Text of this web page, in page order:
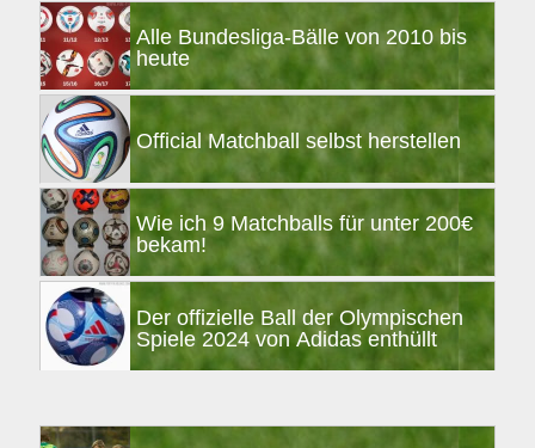
Alle Bundesliga-Bälle von 2010 bis
heute
Official Matchball selbst herstellen
Wie ich 9 Matchballs für unter 200€
bekam!
Der offizielle Ball der Olympischen
Spiele 2024 von Adidas enthüllt